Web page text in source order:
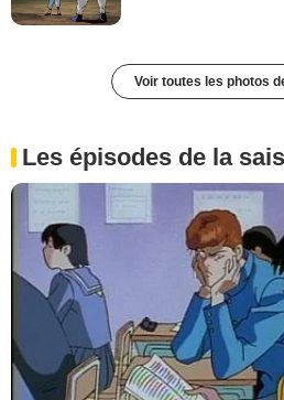
Voir toutes les photos
Les épisodes de la